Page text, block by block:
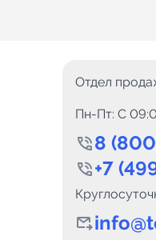
Отдел
Пн-Пт: C
8
+7